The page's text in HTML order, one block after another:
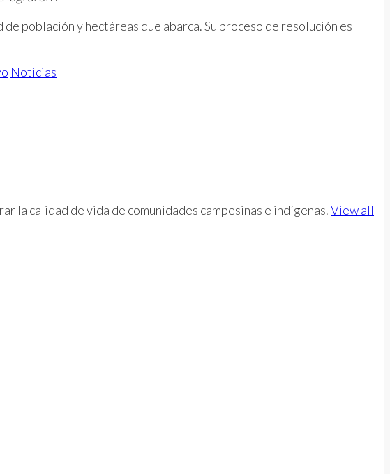
población y hectáreas que abarca. Su proceso de resolución es
Noticias
la calidad de vida de comunidades campesinas e indígenas.View all